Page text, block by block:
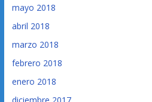
mayo 2018
abril 2018
marzo 2018
febrero 2018
enero 2018